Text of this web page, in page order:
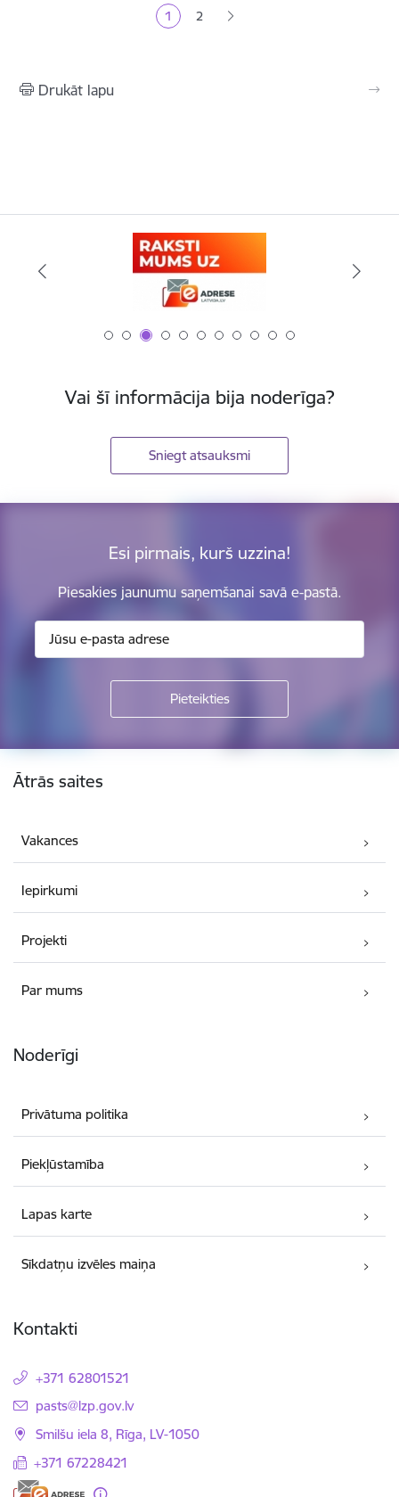
Pašreizējā lapa
1 Lapa
2
Drukāt lapu
Vai šī informācija bija noderīga?
Sniegt atsauksmi
Esi pirmais, kurš uzzina!
Piesakies jaunumu saņemšanai savā e-pastā.
Kājene
Ātrās saites
Vakances
Iepirkumi
Projekti
Par mums
Noderīgi
Privātuma politika
Piekļūstamība
Lapas karte
Sīkdatņu izvēles maiņa
Kontakti
+371 62801521
E-pasts:
pasts@lzp.gov.lv
Smilšu iela 8, Rīga, LV-1050
+371 67228421